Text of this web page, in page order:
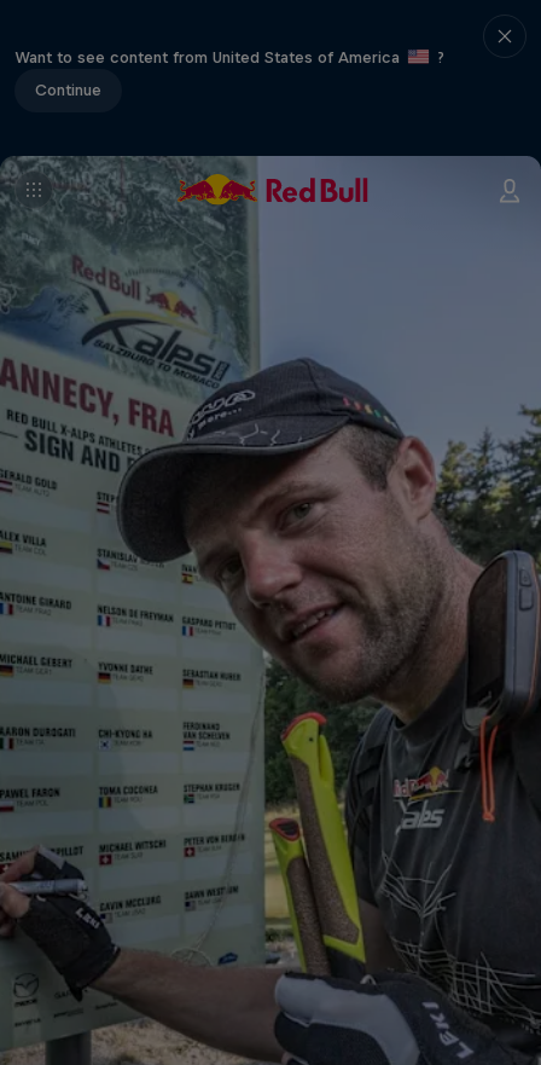
Want to see content from United States of America
?
Continue